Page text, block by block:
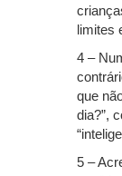
limites
4 –
que
dia?”,
5 –